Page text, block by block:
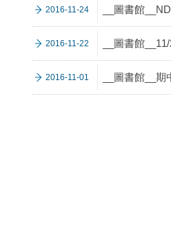
2016-11-24 __圖書館
2016-11-22 __圖書館
2016-11-01 __圖書館__